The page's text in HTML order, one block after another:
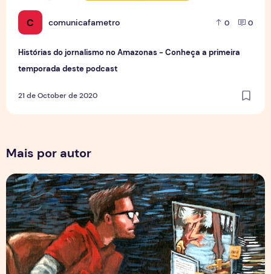
C comunicafametro 0 0
Histórias do jornalismo no Amazonas - Conheça a primeira
temporada deste podcast
21 de October de 2020
Mais por autor
Por Trás dos Pixels